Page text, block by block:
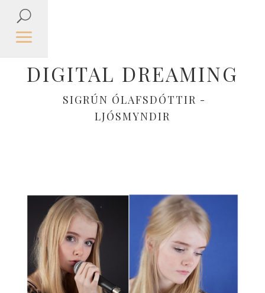
DIGITAL DREAMING
SIGRÚN ÓLAFSDÓTTIR -
LJÓSMYNDIR